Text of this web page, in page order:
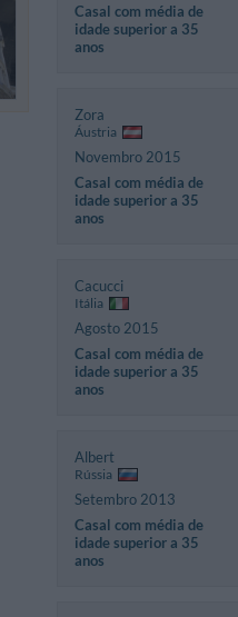
Casal com média de
idade superior a 35
anos
Zora
Áustria
Novembro 2015
Casal com média de
idade superior a 35
anos
Cacucci
Itália
Agosto 2015
Casal com média de
idade superior a 35
anos
Albert
Rússia
Setembro 2013
Casal com média de
idade superior a 35
anos